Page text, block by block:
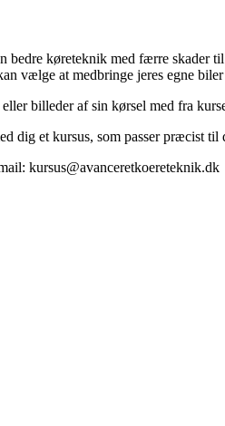
køreteknik med færre
vælge at medbringe jeres egne
billeder af sin kørsel med fra
dig et kursus, som passer præcist til
kursus@avanceretkoereteknik.dk